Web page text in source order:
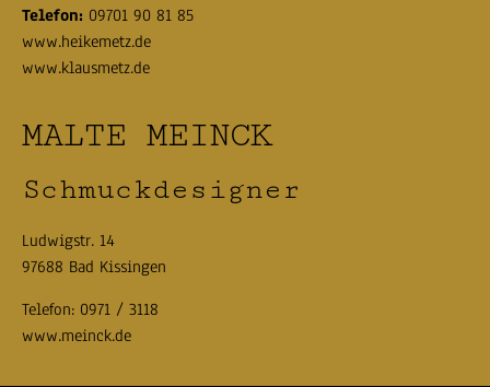
Telefon: 09701 90 81 85
www.heikemetz.de
www.klausmetz.de
MALTE MEINCK
Schmuckdesigner
Ludwigstr. 14
97688 Bad Kissingen
Telefon: 0971 / 3118
www.meinck.de